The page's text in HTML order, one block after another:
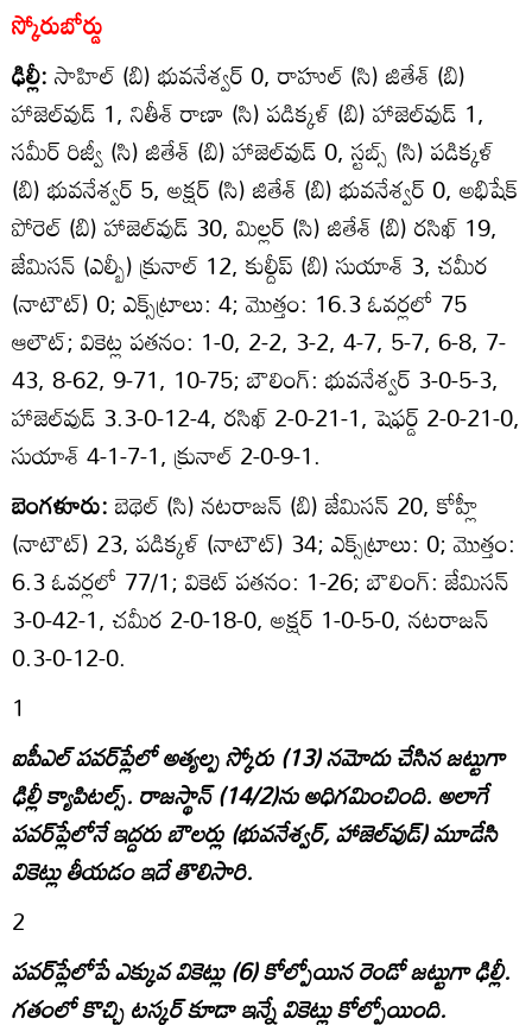
స్కోరుబోర్డు
ఢిల్లీ:సాహిల్‌ (బి) భువనేశ్వర్‌ 0, రాహుల్‌ (సి) జితేశ్‌ (బి)
హాజెల్‌వుడ్‌ 1, నితీశ్‌ రాణా (సి) పడిక్కళ్‌ (బి) హాజెల్‌వుడ్‌ 1,
సమీర్‌ రిజ్వీ (సి) జితేశ్‌ (బి) హాజెల్‌వుడ్‌ 0, స్టబ్స్‌ (సి) పడిక్కళ్‌
(బి) భువనేశ్వర్‌ 5, అక్షర్‌ (సి) జితేశ్‌ (బి) భువనేశ్వర్‌ 0, అభిషేక్‌
పోరెల్‌ (బి) హాజెల్‌వుడ్‌ 30, మిల్లర్‌ (సి) జితేశ్‌ (బి) రసిఖ్‌ 19,
జేమిసన్‌ (ఎల్బీ) క్రునాల్‌ 12, కుల్దీప్‌ (బి) సుయాశ్‌ 3, చమీర
(నాటౌట్‌) 0; ఎక్స్‌ట్రాలు: 4; మొత్తం: 16.3 ఓవర్లలో 75
ఆలౌట్‌; వికెట్ల పతనం: 1-0, 2-2, 3-2, 4-7, 5-7, 6-8, 7-
43, 8-62, 9-71, 10-75; బౌలింగ్‌: భువనేశ్వర్‌ 3-0-5-3,
హాజెల్‌వుడ్‌ 3.3-0-12-4, రసిఖ్‌ 2-0-21-1, షెఫర్డ్‌ 2-0-21-0,
సుయాశ్‌ 4-1-7-1, క్రునాల్‌ 2-0-9-1.
బెంగళూరు:బెథెల్‌ (సి) నటరాజన్‌ (బి) జేమిసన్‌ 20, కోహ్లీ
(నాటౌట్‌) 23, పడిక్కళ్‌ (నాటౌట్‌) 34; ఎక్స్‌ట్రాలు: 0; మొత్తం:
6.3 ఓవర్లలో 77/1; వికెట్‌ పతనం: 1-26; బౌలింగ్‌: జేమిసన్‌
3-0-42-1, చమీర 2-0-18-0, అక్షర్‌ 1-0-5-0, నటరాజన్‌
0.3-0-12-0.
1
ఐపీఎల్‌ పవర్‌ప్లేలో అత్యల్ప స్కోరు (13) నమోదు చేసిన జట్టుగా
ఢిల్లీ క్యాపిటల్స్‌. రాజస్థాన్‌ (14/2)ను అధిగమించింది. అలాగే
పవర్‌ప్లేలోనే ఇద్దరు బౌలర్లు (భువనేశ్వర్‌, హాజెల్‌వుడ్‌) మూడేసి
వికెట్లు తీయడం ఇదే తొలిసారి.
2
పవర్‌ప్లేలోపే ఎక్కువ వికెట్లు (6) కోల్పోయిన రెండో జట్టుగా ఢిల్లీ.
గతంలో కొచ్చి టస్కర్‌ కూడా ఇన్నే వికెట్లు కోల్పోయింది.